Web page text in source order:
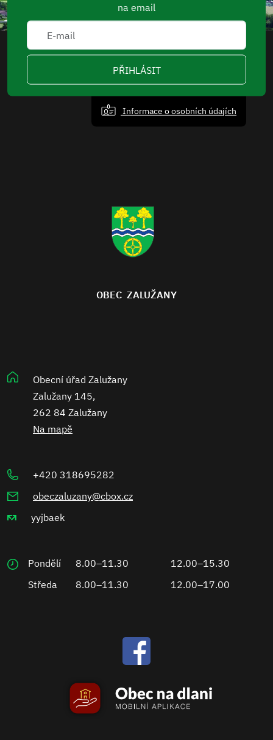
na email
PŘIHLÁSIT
Informace o osobních údajích
OBEC ZALUŽANY
Obecní úřad Zalužany
Zalužany 145,
262 84 Zalužany
Na mapě
+420 318695282
obeczaluzany@cbox.cz
yyjbaek
Pondělí 8.00–11.30
12.00–15.30
Středa
8.00–11.30 12.00–17.00